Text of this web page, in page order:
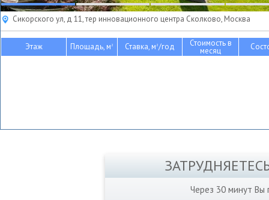
Сикорского ул, д 11, тер инновационного центра Сколково, Москва
Этаж Площадь, м2 Ставка, м2/год Стоимость в
месяц
Через 30 минут Вы